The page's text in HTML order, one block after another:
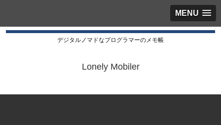
MENU
デジタルノマドなプログラマーのメモ帳
Lonely Mobiler